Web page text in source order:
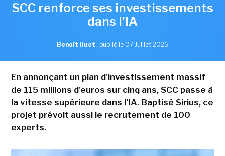
SCC renforce ses investissements
dans l'IA
Benoît Huet , publié le 07 Juillet 2026
En annonçant un plan d'investissement massif
de 115 millions d'euros sur cinq ans, SCC passe à
la vitesse supérieure dans l'IA. Baptisé Sirius, ce
projet prévoit aussi le recrutement de 100
experts.